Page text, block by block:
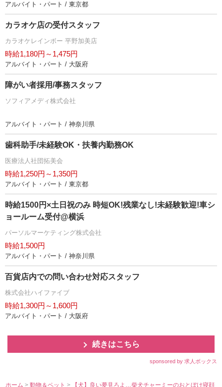
アルバイト・パート / 東京都
カラオケ店の受付スタッフ
カラオケレインボー 平野加美店
時給1,180円～1,475円
アルバイト・パート / 大阪府
障がい者採用/事務スタッフ
ソフィアメディ株式会社
アルバイト・パート / 神奈川県
歯科助手/未経験OK・扶養内勤務OK
医療法人社団拓美会
時給1,250円～1,350円
アルバイト・パート / 東京都
時給1500円×土日祝のみ 時短OK!残業なし!未経験歓迎!車シ
ョールーム受付@横浜
パーソルマーケティング株式会社
時給1,500円
アルバイト・パート / 神奈川県
百貨店内での問い合わせ対応スタッフ
株式会社ハイファイブ
時給1,300円～1,600円
アルバイト・パート / 大阪府
続きはこちら
sponsored by 求人ボックス
ホーム >動物＆ペット> 【犬】良い夢見ろよ…柴犬チャーミーのおとぼけ寝顔